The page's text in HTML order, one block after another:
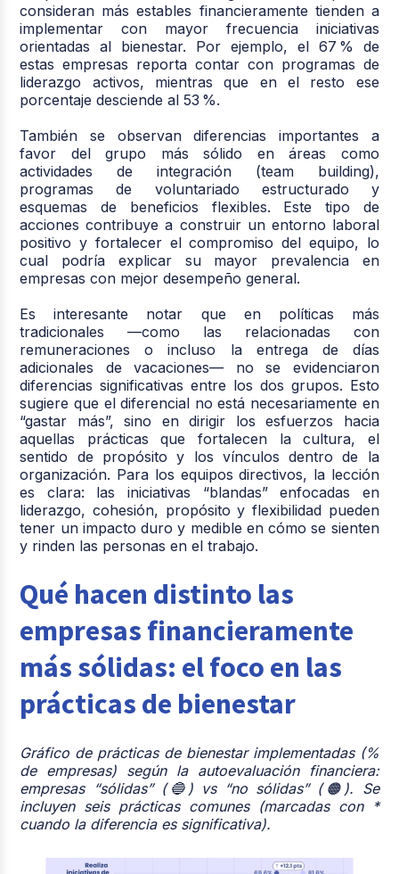
consideran más estables financieramente tienden a
implementar con mayor frecuencia iniciativas
orientadas al bienestar. Por ejemplo, el 67 % de
estas empresas reporta contar con programas de
liderazgo activos, mientras que en el resto ese
porcentaje desciende al 53 %.
También se observan diferencias importantes a
favor del grupo más sólido en áreas como
actividades de integración (team building),
programas de voluntariado estructurado y
esquemas de beneficios flexibles. Este tipo de
acciones contribuye a construir un entorno laboral
positivo y fortalecer el compromiso del equipo, lo
cual podría explicar su mayor prevalencia en
empresas con mejor desempeño general.
Es interesante notar que en políticas más
tradicionales —como las relacionadas con
remuneraciones o incluso la entrega de días
adicionales de vacaciones— no se evidenciaron
diferencias significativas entre los dos grupos. Esto
sugiere que el diferencial no está necesariamente en
“gastar más”, sino en dirigir los esfuerzos hacia
aquellas prácticas que fortalecen la cultura, el
sentido de propósito y los vínculos dentro de la
organización. Para los equipos directivos, la lección
es clara: las iniciativas “blandas” enfocadas en
liderazgo, cohesión, propósito y flexibilidad pueden
tener un impacto duro y medible en cómo se sienten
y rinden las personas en el trabajo.
Qué hacen distinto las
empresas financieramente
más sólidas: el foco en las
prácticas de bienestar
Gráfico de prácticas de bienestar implementadas (%
de empresas) según la autoevaluación financiera:
empresas “sólidas” (🔵) vs “no sólidas” (🟠). Se
incluyen seis prácticas comunes (marcadas con *
cuando la diferencia es significativa).